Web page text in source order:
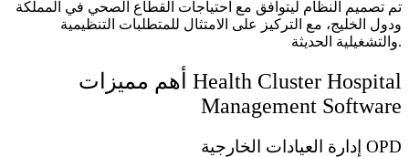
تم تصميم النظام ليتوافق مع احتياجات القطاع الصحي في المملكة
ودول الخليج، مع التركيز على الامتثال للمتطلبات التنظيمية
والتشغيلية الحديثة.
أهم مميزات Health Cluster Hospital
Management Software
إدارة العيادات الخارجية OPD